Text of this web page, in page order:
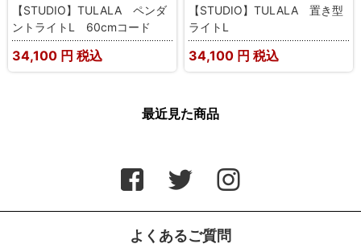
【STUDIO】TULALA ペンダ
ントライトL 60cmコード
34,100 円 税込
【STUDIO】TULALA 置き型
ライトL
34,100 円 税込
最近見た商品
よくあるご質問